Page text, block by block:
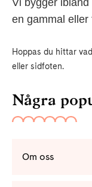
Vi bygger
en gammal eller
Hoppas du hittar
eller sidfoten.
Några
Om oss